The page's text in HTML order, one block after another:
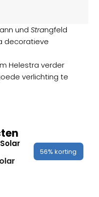
undStrangfeld
decoratieve
Helestra verder
verlichting te
56% korting